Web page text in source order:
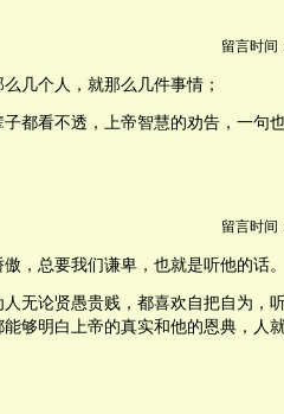
留言时间
几个人，就那么几件事情；
都看不透，上帝智慧的劝告，一句
留言时间
，总要我们谦卑，也就是听他的话。
无论贤愚贵贱，都喜欢自把自为，
够明白上帝的真实和他的恩典，人